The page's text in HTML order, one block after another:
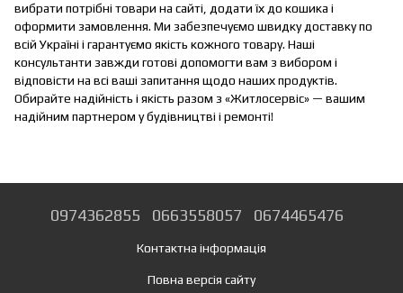
вибрати потрібні товари на сайті, додати їх до кошика і
оформити замовлення. Ми забезпечуємо швидку доставку по
всій Україні і гарантуємо якість кожного товару. Наші
консультанти завжди готові допомогти вам з вибором і
відповісти на всі ваші запитання щодо наших продуктів.
Обирайте надійність і якість разом з «Житлосервіс» — вашим
надійним партнером у будівництві і ремонті!
0974362855 0663558057 0674465476
Контактна інформація
Повна версія сайту